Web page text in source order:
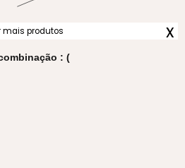
mais produtos x
: (